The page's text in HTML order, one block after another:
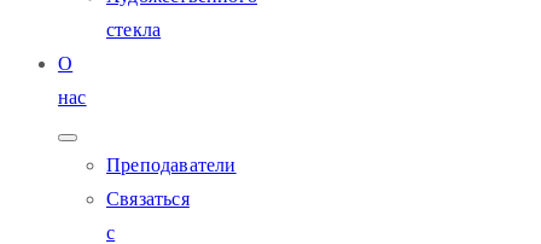
стекла
О
нас
Преподаватели
Связаться
с